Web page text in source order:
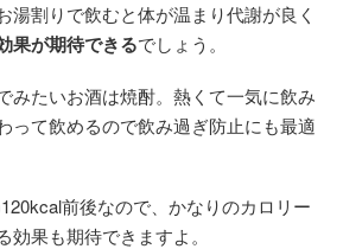
湯割りで飲むと体が温まり代謝が良く
果が期待できるでしょう。
みたいお酒は焼酎。熱くて一気に飲み
って飲めるので飲み過ぎ防止にも最適
前後なので、かなりのカロリー
効果も期待できますよ。